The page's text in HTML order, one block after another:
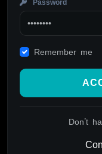
Password
Remember me
Don't